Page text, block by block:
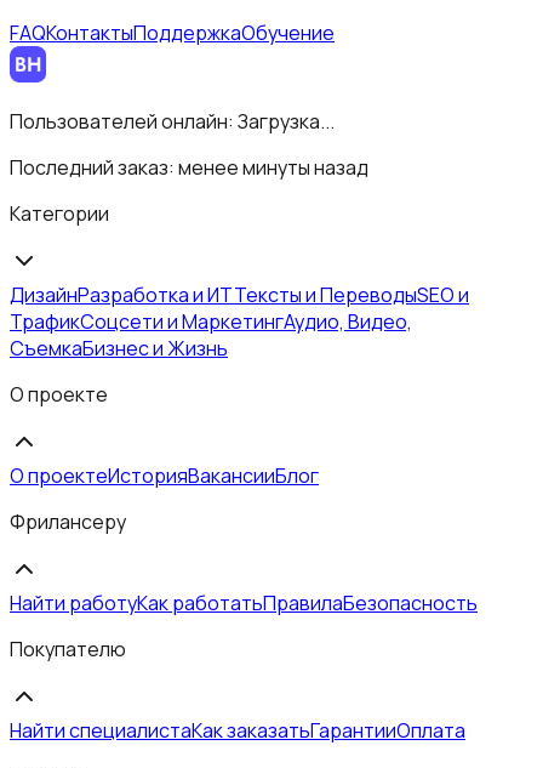
FAQКонтактыПоддержкаОбучение
Пользователей онлайн: Загрузка...
Последний заказ: менее минуты назад
Категории
ДизайнРазработка и ИТТексты и ПереводыSEO и
ТрафикСоцсети и МаркетингАудио, Видео,
СъемкаБизнес и Жизнь
О проекте
О проектеИсторияВакансииБлог
Фрилансеру
Найти работуКак работатьПравилаБезопасность
Покупателю
Найти специалистаКак заказатьГарантииОплата